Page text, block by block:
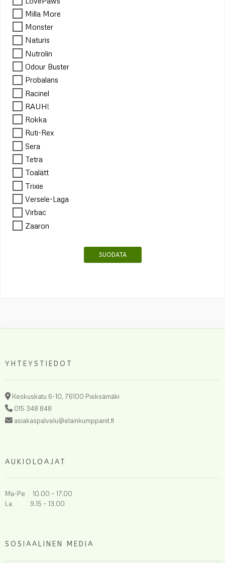
Milla More
Monster
Naturis
Nutrolin
Odour Buster
Probalans
Racinel
RAUH!
Rokka
Ruti-Rex
Sera
Tetra
Toalätt
Trixie
Versele-Laga
Virbac
Zaaron
SUODATA
YHTEYSTIEDOT
Keskuskatu 6-10, 76100 Pieksämäki
015 348 848
asiakaspalvelu@elainkumppanit.fi
AUKIOLOAJAT
Ma-Pe 10.00 – 17.00
La 9.15 – 13.00
SOSIAALINEN MEDIA